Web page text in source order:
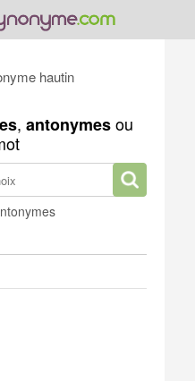
hautin
, antonymesou